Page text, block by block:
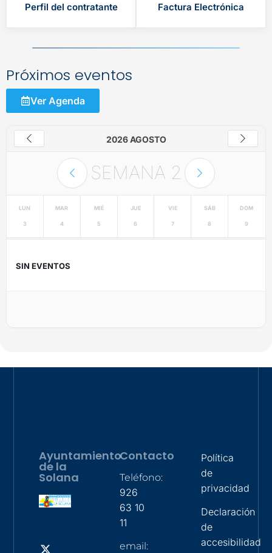
Perfil del contratante Factura Electrónica
Próximos eventos
Ver Agenda
2026 AGOSTO
SEMANA 2
LUN
3
MAR
4
MIÉ
5
JUE
6
VIE
7
SÁB
8
DOM
9
SIN EVENTOS
Ayuntamiento
de la
Solana
Contacto
Teléfono:
926
63 10
11
email:
Política
de
privacidad
Declaración
de
accesibilidad